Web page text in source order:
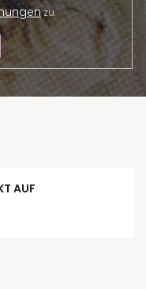
zu.
AUF